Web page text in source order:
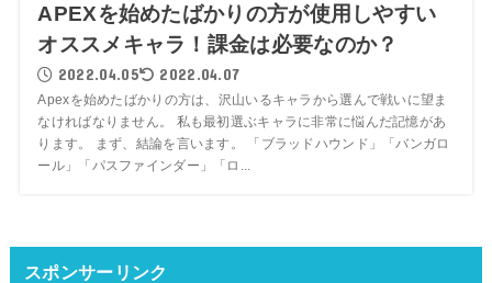
APEXを始めたばかりの方が使用しやすい
オススメキャラ！課金は必要なのか？
2022.04.05 2022.04.07
Apexを始めたばかりの方は、沢山いるキャラから選んで戦いに望ま
なければなりません。 私も最初選ぶキャラに非常に悩んだ記憶があ
ります。 まず、結論を言います。 「ブラッドハウンド」「バンガロ
ール」「パスファインダー」「ロ...
スポンサーリンク